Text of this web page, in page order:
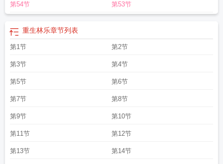
第54节 第53节
重生林乐章节列表
第1节 第2节
第3节 第4节
第5节 第6节
第7节 第8节
第9节 第10节
第11节 第12节
第13节 第14节